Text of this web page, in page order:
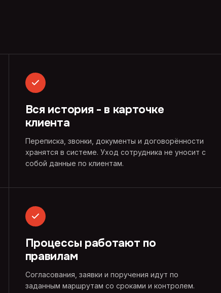
Вся история - в карточке
клиента
Переписка, звонки, документы и договорённости
хранятся в системе. Уход сотрудника не уносит с
собой данные по клиентам.
Процессы работают по
правилам
Согласования, заявки и поручения идут по
заданным маршрутам со сроками и контролем.